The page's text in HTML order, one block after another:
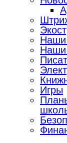
Наши
Наши
Игры